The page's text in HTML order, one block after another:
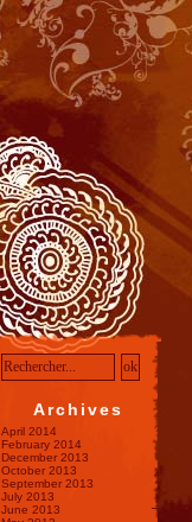
Archives
April 2014
February 2014
December 2013
October 2013
September 2013
July 2013
June 2013